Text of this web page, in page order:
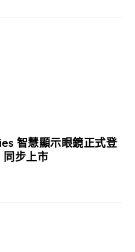
智慧顯示眼鏡正式登
步上市